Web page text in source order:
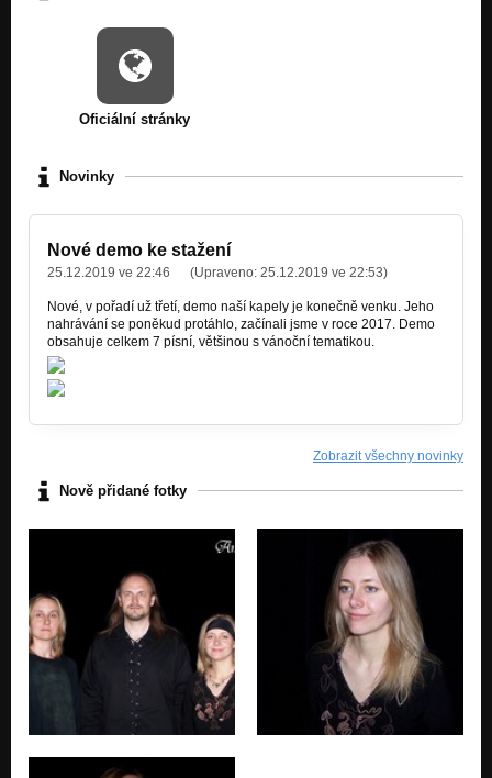
Nezařazeno
Proud (demo 2015)
Nezařazeno
Nezařazeno
Amnis (demo 2011)
Nezařazeno
Voda (demo 2011)
Nezařazeno
Pán Bůh je síla má (demo 2011)
Nezařazeno
Šedodenní (demo 2011)
Oficiální stránky
Novinky
Nové demo ke stažení
25.12.2019 ve 22:46 (Upraveno: 25.12.2019 ve 22:53)
Nové, v pořadí už třetí, demo naší kapely je konečně venku. Jeho
nahrávání se poněkud protáhlo, začínali jsme v roce 2017. Demo
obsahuje celkem 7 písní, většinou s vánoční tematikou.
Zobrazit všechny novinky
Nově přidané fotky